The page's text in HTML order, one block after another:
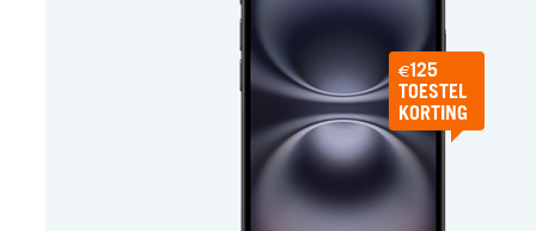
€125
TOESTEL
KORTING